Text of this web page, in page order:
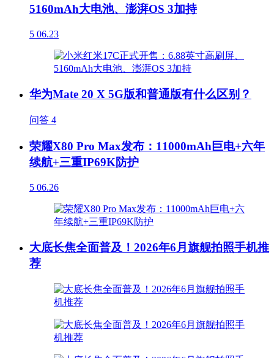
5160mAh大电池、澎湃OS 3加持
5 06.23
华为Mate 20 X 5G版和普通版有什么区别？
问答 4
荣耀X80 Pro Max发布：11000mAh巨电+六年
续航+三重IP69K防护
5 06.26
大底长焦全面普及！2026年6月旗舰拍照手机推
荐